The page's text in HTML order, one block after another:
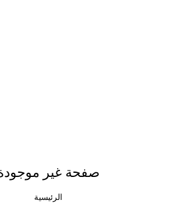
صفحة غير
الرئيسية